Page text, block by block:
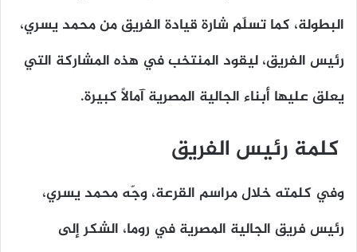
البطولة، كما تسلّم شارة قيادة الفريق من محمد يسري،
رئيس الفريق، ليقود المنتخب في هذه المشاركة التي
يعلق عليها أبناء الجالية المصرية آمالًا كبيرة.
كلمة رئيس الفريق
وفي كلمته خلال مراسم القرعة، وجّه محمد يسري،
رئيس فريق الجالية المصرية في روما، الشكر إلى